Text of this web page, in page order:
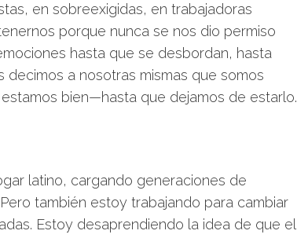
en sobreexigidas, en trabajadoras
porque nunca se nos dio permiso
hasta que se desbordan, hasta
a nosotras mismas que somos
bien—hasta que dejamos de estarlo.
latino, cargando generaciones de
también estoy trabajando para cambiar
Estoy desaprendiendo la idea de que el